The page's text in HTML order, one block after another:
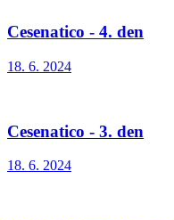
Cesenatico - 4. den
18. 6. 2024
Cesenatico - 3. den
18. 6. 2024